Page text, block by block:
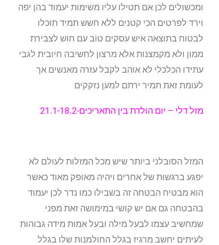
ומכשולים לכן אם תטילו עליו משימות יעמוד בהן יפה
וירד לפרטים הכי קטנים ללא חשש תמיד תוכלו
לבטוח בתוצאה איש עסקים טוב עם חוש לצבירת
ממון ולא מקמצנות אלא מרצון לחשיבה חיובית לגבי
עתידו הכלכלי לא אוהב לקבל עזרה מאנשים אך
לעומת זאת תמיר ירתם למען נזקקים
מזל דלי – יום הולדת בין התאריכים-21.1-18.2
המזל הסובלני ביותר שיש מכל המזלות לעולם לא
יפגע ברגשות של אחרים ויהיה מאופק מאוד כאשר
הוא מבטיח הבטחה זה בשבילו כמו נדר לכן יעמוד
בהבטחה גם אם יש קושי במימושה זאת מפני
שמחשיב עצמו לבעל מילה ובעל אמות מידה גבוהות
לעיתים יחשב מרגיז בגלל החולמנות שלו בגלל